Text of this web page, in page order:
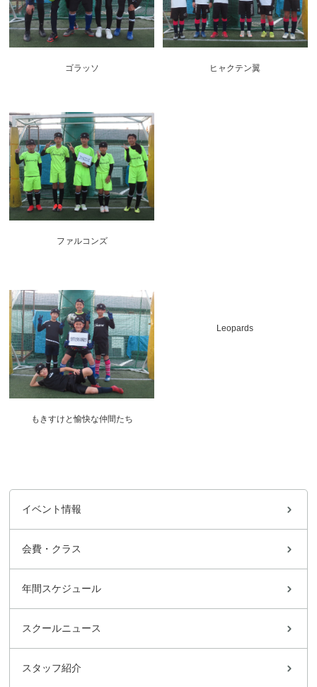
ゴラッソ ヒャクテン翼
ファルコンズ
もきすけと愉快な仲間たち
Leopards
イベント情報
会費・クラス
年間スケジュール
スクールニュース
スタッフ紹介